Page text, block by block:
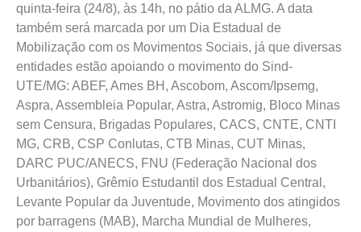
quinta-feira (24/8), às 14h, no pátio da ALMG. A data
também será marcada por um Dia Estadual de
Mobilização com os Movimentos Sociais, já que diversas
entidades estão apoiando o movimento do Sind-
UTE/MG: ABEF, Ames BH, Ascobom, Ascom/Ipsemg,
Aspra, Assembleia Popular, Astra, Astromig, Bloco Minas
sem Censura, Brigadas Populares, CACS, CNTE, CNTI
MG, CRB, CSP Conlutas, CTB Minas, CUT Minas,
DARC PUC/ANECS, FNU (Federação Nacional dos
Urbanitários), Grêmio Estudantil dos Estadual Central,
Levante Popular da Juventude, Movimento dos atingidos
por barragens (MAB), Marcha Mundial de Mulheres,